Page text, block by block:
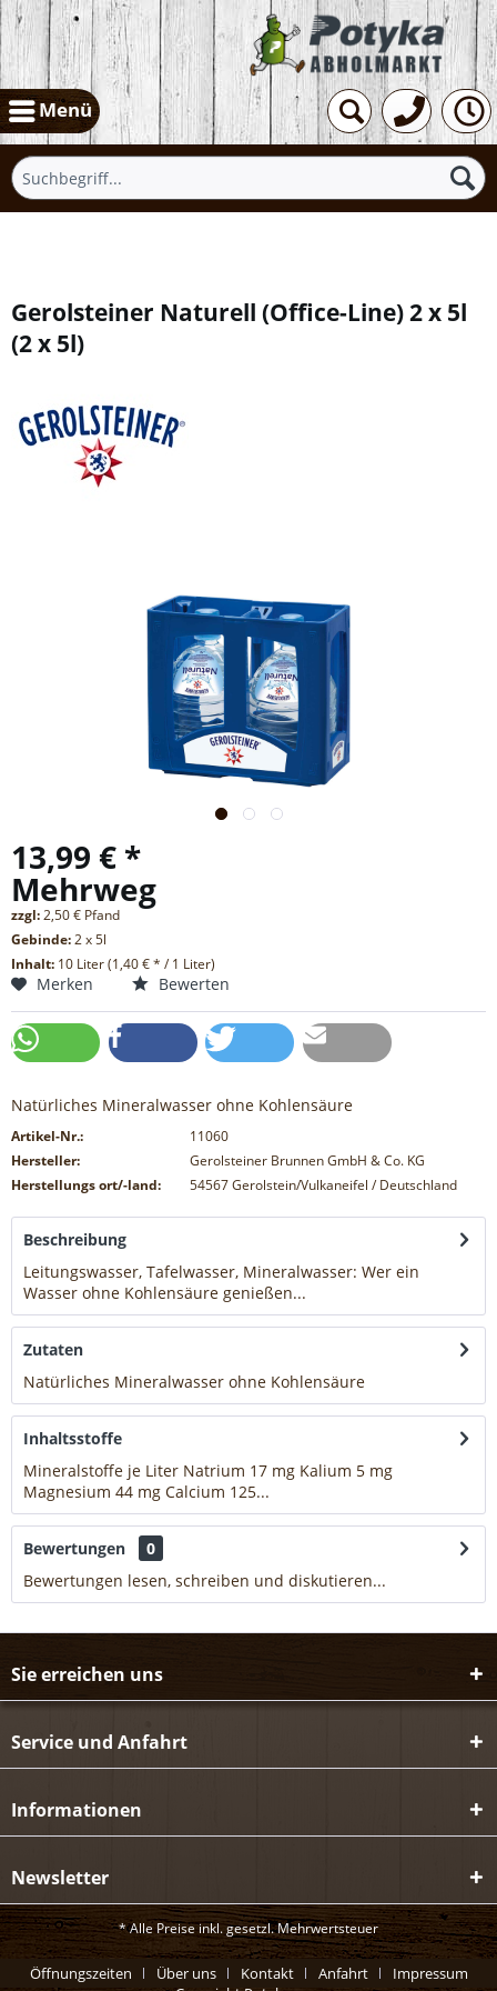
Menü
Gerolsteiner Naturell (Office-Line) 2 x 5l
(2 x 5l)
13,99 € *
Mehrweg
zzgl:2,50 € Pfand
Gebinde:2 x 5l
Inhalt: 10 Liter (1,40 € * / 1 Liter)
Merken Bewerten
Natürliches Mineralwasser ohne Kohlensäure
Artikel-Nr.:
11060
Hersteller:
Gerolsteiner Brunnen GmbH & Co. KG
Herstellungs ort/-land:
54567 Gerolstein/Vulkaneifel / Deutschland
Beschreibung
Leitungswasser, Tafelwasser, Mineralwasser: Wer ein
Wasser ohne Kohlensäure genießen...
Zutaten
Natürliches Mineralwasser ohne Kohlensäure
Inhaltsstoffe
Mineralstoffe je Liter Natrium 17 mg Kalium 5 mg
Magnesium 44 mg Calcium 125...
Bewertungen
0
Bewertungen lesen, schreiben und diskutieren...
Sie erreichen uns
Service und Anfahrt
Informationen
Newsletter
* Alle Preise inkl. gesetzl. Mehrwertsteuer
Öffnungszeiten Über uns Kontakt Anfahrt
Impressum